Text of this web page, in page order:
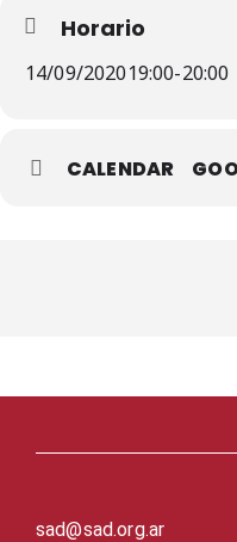
Horario
14/09/202019:00-20:00
CALENDAR
sad@sad.org.ar